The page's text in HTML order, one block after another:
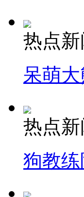
纽约上演“枕头大
司机酒驾遇交警
热点新
呆萌
热点新
狗教